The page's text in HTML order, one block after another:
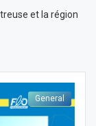
et la région
General